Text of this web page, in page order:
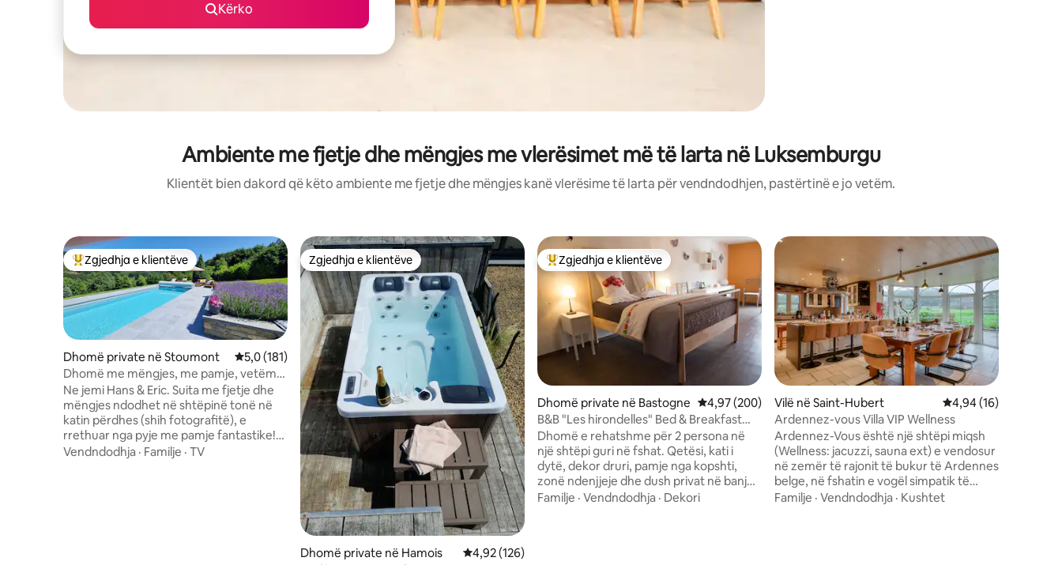
Kërko
Ambiente me fjetje dhe mëngjes me vlerësimet më të larta në Luksemburgu
Klientët bien dakord që këto ambiente me fjetje dhe mëngjes kanë vlerësime të larta për vendndodhjen, pastërtinë e jo vetëm.
Më të mirat e zgjedhjeve të klientëve
Zgjedhja e klientëve
Dhomë private në Stoumont Vlerësimi mesatar 5,0 nga 5, 181 vlerësime
5,0 (181)
Dhomë me mëngjes, me pamje, vetëm
për 2 të rritur
Ne jemi Hans & Eric. Suita me fjetje dhe
mëngjes ndodhet në shtëpinë tonë në
katin përdhes (shih fotografitë), e
rrethuar nga pyje me pamje fantastike!
Objekti ynë i mirëqenies përfshin një
Vendndodhja · Familje · TV
Zgjedhja e klientëve
Zgjedhja e klientëve
Dhomë private në Hamois Vlerësimi mesatar 4,92 nga 5, 126 vlerësime
4,92 (126)
Më të mirat e zgjedhjeve të klientëve
Zgjedhja e klientëve
Dhomë private në Bastogne Vlerësimi mesatar 4,97 nga 5, 200 vlerësime
4,97 (200)
B&B "Les hirondelles" Bed & Breakfast
Compogne
Dhomë e rehatshme për 2 persona në
një shtëpi guri në fshat. Qetësi, kati i
dytë, dekor druri, pamje nga kopshti,
zonë ndenjjeje dhe dush privat në banjë,
të gjitha shërbimet. Falas: WiFi, çaj, kafe,
Familje · Vendndodhja · Dekori
Vilë në Saint-Hubert Vlerësimi mesatar
4,94 (16)
Ardennez-vous Villa VIP Wellness
Ardennez-Vous është një shtëpi miqsh
(Wellness: jacuzzi, sauna ext) e vendosur
në zemër të rajonit të bukur të Ardennes
belge, në fshatin e vogël simpatik të
listuar të Hatrival. Ardennez-Vous të fton
Familje · Vendndodhja · Kushtet